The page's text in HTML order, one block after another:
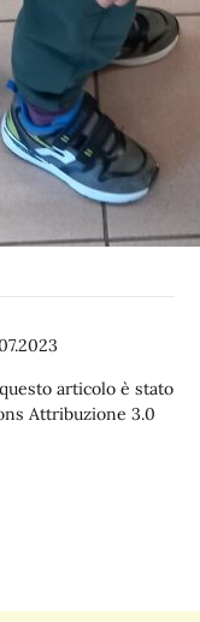
articolo è stato
Attribuzione 3.0